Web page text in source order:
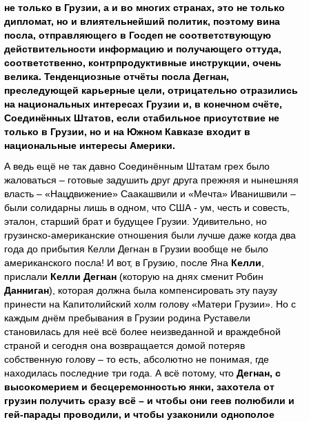
не только в Грузии, а и во многих странах, это не только
дипломат, но и влиятельнейший политик, поэтому вина
посла, отправляющего в Госдеп не соответствующую
действительности информацию и получающего оттуда,
соответственно, контрпродуктивные инструкции, очень
велика. Тенденциозные отчёты посла Дегнан,
преследующей карьерные цели, отрицательно отразились
на национальных интересах Грузии и, в конечном счёте,
Соединённых Штатов, если стабильное присутствие не
только в Грузии, но и на Южном Кавказе входит в
национальные интересы Америки.
А ведь ещё не так давно Соединённым Штатам грех было
жаловаться – готовые задушить друг друга прежняя и нынешняя
власть – «Нацдвижение» Саакашвили и «Мечта» Иванишвили –
были солидарны лишь в одном, что США - ум, честь и совесть,
эталон, старший брат и будущее Грузии. Удивительно, но
грузинско-американские отношения были лучше даже когда два
года до прибытия Келли Дегнан в Грузии вообще не было
американского посла! И вот, в Грузию, после Яна Келли
прислали Келли Дегнан (которую на днях сменит Робин
Данниган), которая должна была компенсировать эту паузу
принести на Капитолийский холм голову «Матери Грузии». Но с
каждым днём пребывания в Грузии родина Руставели
становилась для неё всё более неизведанной и враждебной
страной и сегодня она возвращается домой потеряв
собственную голову – то есть, абсолютно не понимая, где
находилась последние три года. А всё потому, что Дегнан, с
высокомерием и бесцеремонностью янки, захотела от
грузин получить сразу всё – и чтобы они геев полюбили и
гей-парады проводили, и чтобы узаконили однополое